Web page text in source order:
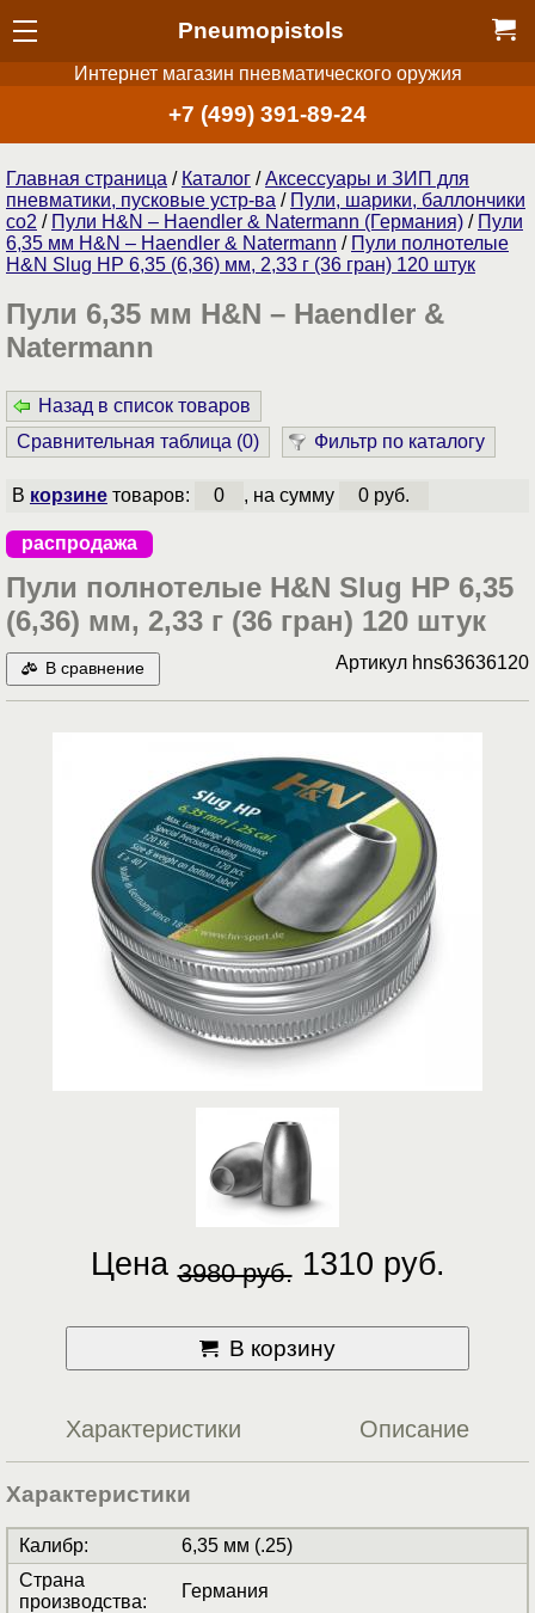
Pneumopistols
Интернет магазин пневматического оружия
+7 (499) 391-89-24
Главная страница / Каталог /Аксессуары и ЗИП для
пневматики, пусковые устр-ва / Пули, шарики, баллончики
со2 / Пули H&N – Haendler & Natermann (Германия) / Пули
6,35 мм H&N – Haendler & Natermann / Пули полнотелые
H&N Slug HP 6,35 (6,36) мм, 2,33 г (36 гран) 120 штук
Пули 6,35 мм H&N – Haendler &
Natermann
Назад в список товаров
Сравнительная таблица (0) Фильтр по каталогу
В корзинетоваров: 0 , на сумму 0 руб.
распродажа
Пули полнотелые H&N Slug HP 6,35
(6,36) мм, 2,33 г (36 гран) 120 штук
В сравнение Артикул hns63636120
Цена 3980 руб. 1310 руб.
В корзину
Характеристики Описание
Характеристики
Калибр:
6,35 мм (.25)
Страна
производства:
Германия